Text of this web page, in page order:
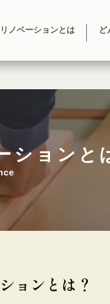
ノベーションとは ど
ションと
ョンとは？